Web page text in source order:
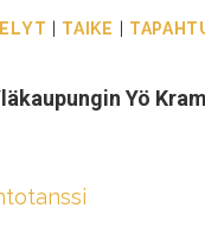
TAIKE
Yö